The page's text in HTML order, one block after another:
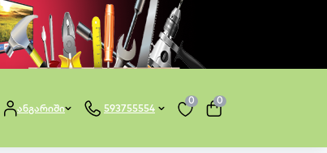
ანგარიში 593755554
0 0